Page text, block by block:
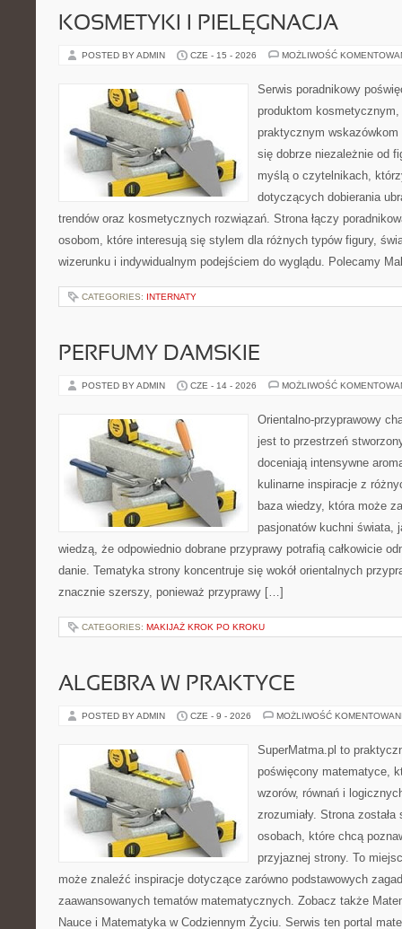
KOSMETYKI I PIELĘGNACJA
POSTED BY ADMIN CZE - 15 - 2026 MOŻLIWOŚĆ
Serwis poradnikowy
produktom
praktycznym
się dobrze niezależnie od
myślą o czytelnikach,
dotyczących dobierania
trendów oraz kosmetycznych rozwiązań. Strona łączy
osobom, które interesują się stylem dla różnych typów figury,
wizerunku i indywidualnym podejściem do wyglądu. Polecamy
CATEGORIES: INTERNATY
PERFUMY DAMSKIE
POSTED BY ADMIN CZE - 14 - 2026 MOŻLIWOŚĆ
Orientalno-przyprawowy
jest to przestrzeń
doceniają intensywne
kulinarne inspiracje z
baza wiedzy, która może
pasjonatów kuchni świata,
wiedzą, że odpowiednio dobrane przyprawy potrafią całkowicie
danie. Tematyka strony koncentruje się wokół orientalnych
znacznie szerszy, ponieważ przyprawy […]
CATEGORIES: MAKIJAŻ KROK PO KROKU
ALGEBRA W PRAKTYCE
POSTED BY ADMIN CZE - 9 - 2026 MOŻLIWOŚĆ
SuperMatma.pl to
poświęcony matematyce,
wzorów, równań i
zrozumiały. Strona
osobach, które chcą
przyjaznej strony. To
może znaleźć inspiracje dotyczące zarówno podstawowych
zaawansowanych tematów matematycznych. Zobacz także
Nauce i Matematyka w Codziennym Życiu. Serwis ten portal